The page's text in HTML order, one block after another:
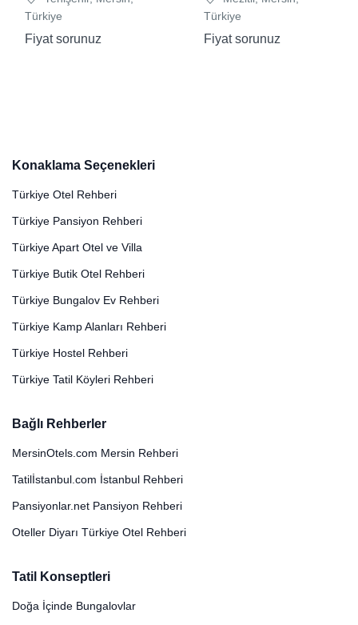
Türkiye
Fiyat sorunuz
Türkiye
Fiyat sorunuz
Konaklama Seçenekleri
Türkiye Otel Rehberi
Türkiye Pansiyon Rehberi
Türkiye Apart Otel ve Villa
Türkiye Butik Otel Rehberi
Türkiye Bungalov Ev Rehberi
Türkiye Kamp Alanları Rehberi
Türkiye Hostel Rehberi
Türkiye Tatil Köyleri Rehberi
Bağlı Rehberler
MersinOtels.com Mersin Rehberi
Tatilİstanbul.com İstanbul Rehberi
Pansiyonlar.net Pansiyon Rehberi
Oteller Diyarı Türkiye Otel Rehberi
Tatil Konseptleri
Doğa İçinde Bungalovlar